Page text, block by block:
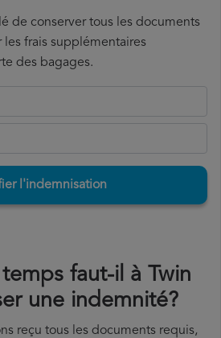
de conserver tous les documents
frais supplémentaires
des bagages.
l'indemnisation
faut-il à Twin
une indemnité?
reçu tous les documents requis,